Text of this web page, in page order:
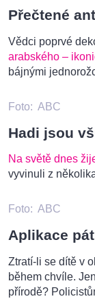
Přečtené
Vědci poprvé
arabského –
bájnými
Foto: ABC
Hadi jsou
Na světě dnes
vyvinuli z
Foto: ABC
Aplikace
Ztratí-li se dítě v
během chvíle.
přírodě?